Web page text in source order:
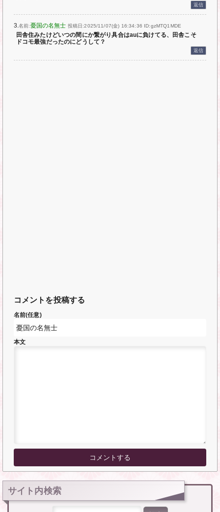
返信
3.名前:憂国の名無士 投稿日:2025/11/07(金) 16:34:36 ID:gzMTQ1MDE
田舎住みたけどいつの間にか繋がり具合はauに負けてる、田舎こそ
ドコモ最強だったのにどうして？
返信
コメントを投稿する
名前(任意)
本文
サイト内検索